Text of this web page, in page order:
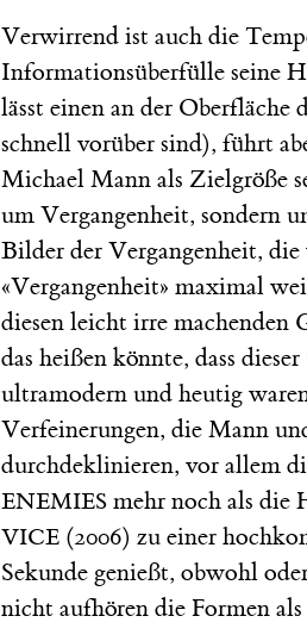
Verwirrend ist auch die
Informationsüberfülle seine
lässt einen an der
schnell vorüber sind), führt
Michael Mann als Zielgröße
um Vergangenheit, sondern
Bilder der Vergangenheit,
«Vergangenheit» maximal
diesen leicht irre machenden
das heißen könnte, dass
ultramodern und heutig
Verfeinerungen, die Mann
durchdeklinieren, vor allem
ENEMIES mehr noch als die
VICE (2006) zu einer
Sekunde genießt, obwohl
nicht aufhören die Formen als